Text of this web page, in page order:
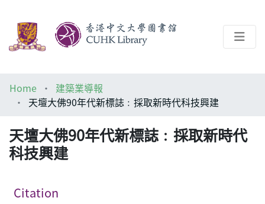
Help
Home
建築業導報
天壇大佛90年代新標誌﹕採取新時代科技興建
天壇大佛90年代新標誌﹕採取新時代
科技興建
Citation